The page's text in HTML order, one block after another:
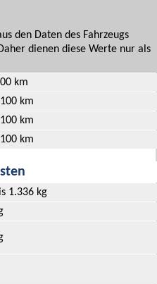
den Daten des Fahrzeugs
dienen diese Werte nur als
km
km
km
km
1.336 kg